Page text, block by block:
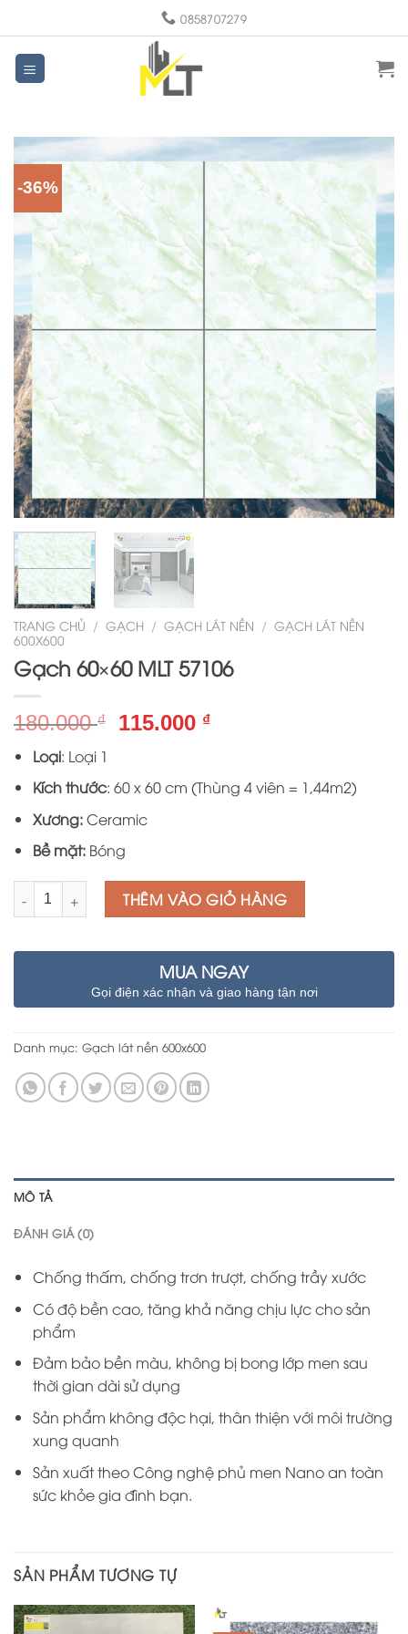
to
content
0858707279
-36%
TRANG CHỦ / GẠCH / GẠCH LÁT NỀN / GẠCH LÁT NỀN
600X600
Gạch 60×60 MLT 57106
180.000₫
Giá
180.000 ₫.
115.000 ₫Giá
là:
Loại: Loại 1
Kích thước: 60 x 60 cm (Thùng 4 viên = 1,44m2)
Xương:Ceramic
Bề mặt:Bóng
Số lượng THÊM VÀO GIỎ HÀNG
MUA NGAY
Gọi điện xác nhận và giao hàng tận nơi
Danh mục: Gạch lát nền 600x600
MÔ TẢ
ĐÁNH GIÁ (0)
Chống thấm, chống trơn trượt, chống trầy xước
Có độ bền cao, tăng khả năng chịu lực cho sản
phẩm
Đảm bảo bền màu, không bị bong lớp men sau
thời gian dài sử dụng
Sản phẩm không độc hại, thân thiện với môi trường
xung quanh
Sản xuất theo Công nghệ phủ men Nano an toàn
sức khỏe gia đình bạn.
SẢN PHẨM TƯƠNG TỰ